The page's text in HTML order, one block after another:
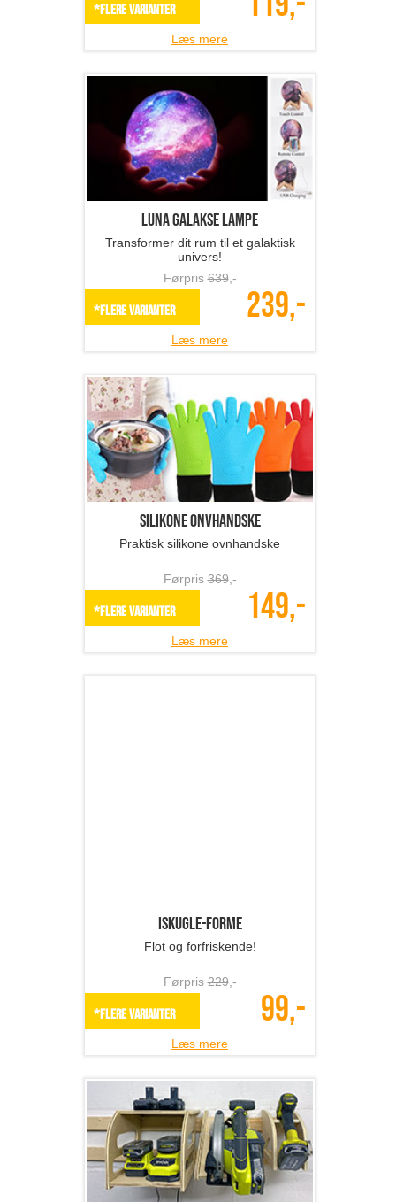
Luna Galakse lampe
Transformer dit rum til et galaktisk
univers!
Førpris639
*Flere varianter 239,-
Læs mere
Silikone onvhandske
Praktisk silikone ovnhandske
Førpris369
*Flere varianter 149,-
Læs mere
Holdere til værktøj - ...
Universelle holdere til dit værktøj!
Førpris792,-
SPAR 50% 396,-
Læs mere